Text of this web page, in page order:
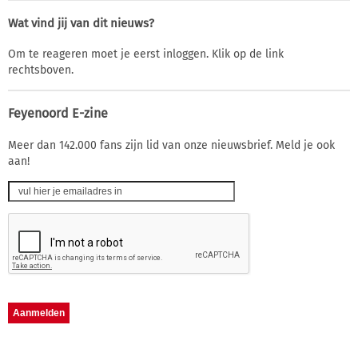
Wat vind jij van dit nieuws?
Om te reageren moet je eerst inloggen. Klik op de link
rechtsboven.
Feyenoord E-zine
Meer dan 142.000 fans zijn lid van onze nieuwsbrief. Meld je ook
aan!